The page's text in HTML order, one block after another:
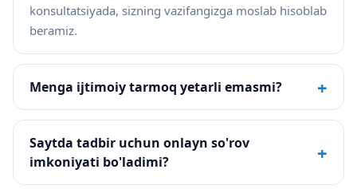
konsultatsiyada, sizning vazifangizga moslab hisoblab
beramiz.
Menga ijtimoiy tarmoq yetarli emasmi? +
Saytda tadbir uchun onlayn so'rov
imkoniyati bo'ladimi?
+